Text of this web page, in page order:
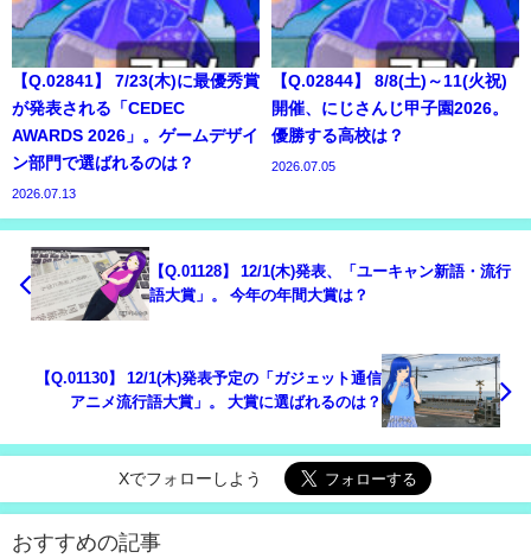
【Q.02841】 7/23(木)に最優秀賞
が発表される「CEDEC
AWARDS 2026」。ゲームデザイ
ン部門で選ばれるのは？
2026.07.13
【Q.02844】 8/8(土)～11(火祝)
開催、にじさんじ甲子園2026。
優勝する高校は？
2026.07.05
【Q.01128】 12/1(木)発表、「ユーキャン新語・流行
語大賞」。 今年の年間大賞は？
【Q.01130】 12/1(木)発表予定の「ガジェット通信
アニメ流行語大賞」。 大賞に選ばれるのは？
Xでフォローしよう
おすすめの記事